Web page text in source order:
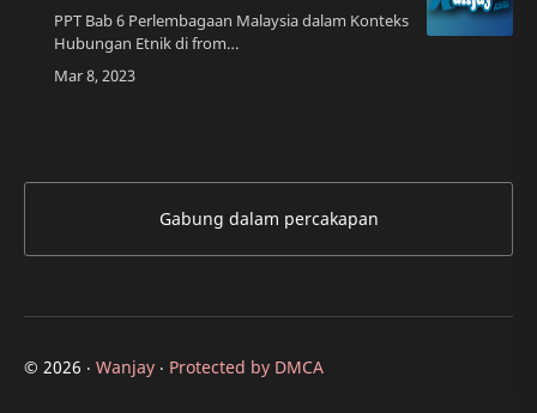
PPT Bab 6 Perlembagaan Malaysia dalam Konteks
Hubungan Etnik di from
www.slideserve.comPengenalanKetika kita
berbicara tentang menilai kesimpulan yang
Gabung dalam percakapan
© 2026 ‧ Wanjay ‧ Protected by DMCA